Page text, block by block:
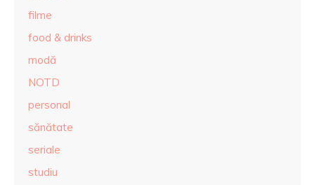
filme
food & drinks
modă
NOTD
personal
sănătate
seriale
studiu